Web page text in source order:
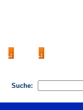
Suche: